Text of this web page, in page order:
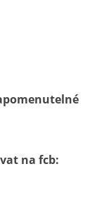
na fcb: